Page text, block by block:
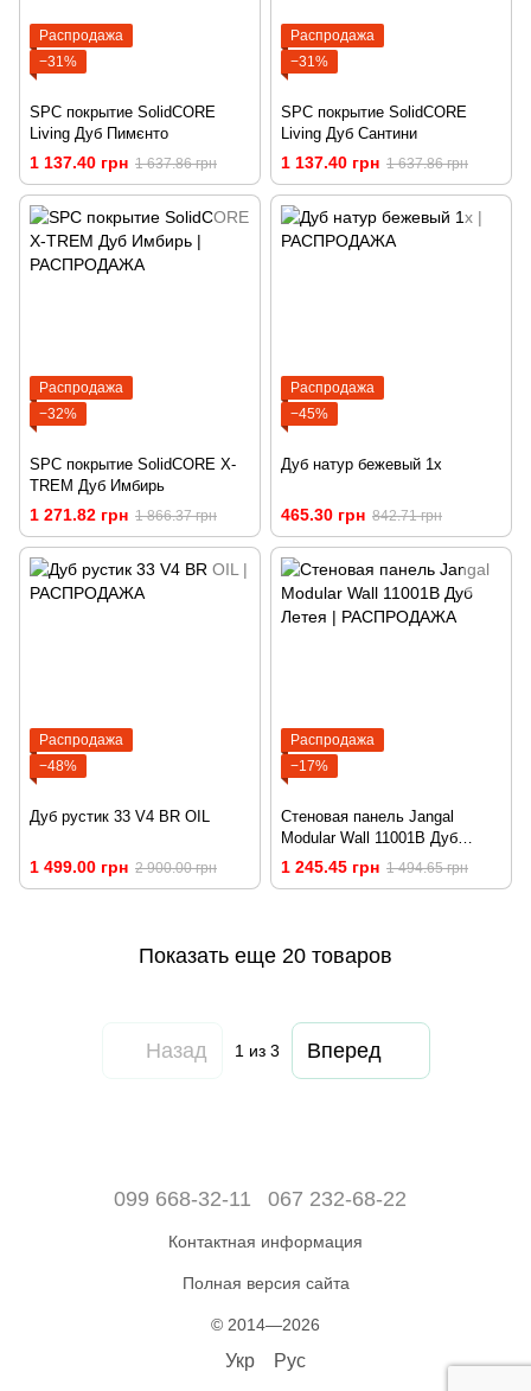
Распродажа
−31%
SPC покрытие SolidCORE
Living Дуб Пимєнто
1 137.40 грн 1 637.86 грн
Распродажа
−31%
SPC покрытие SolidCORE
Living Дуб Сантини
1 137.40 грн 1 637.86 грн
Распродажа
−32%
SPC покрытие SolidCORE X-
TREM Дуб Имбирь
1 271.82 грн 1 866.37 грн
Распродажа
−45%
Дуб натур бежевый 1х
465.30 грн 842.71 грн
Распродажа
−48%
Дуб рустик 33 V4 BR OIL
1 499.00 грн 2 900.00 грн
Распродажа
−17%
Стеновая панель Jangal
Modular Wall 11001B Дуб
Летея
1 245.45 грн 1 494.65 грн
Показать еще 20 товаров
Назад 1из 3 Вперед
099 668-32-11 067 232-68-22
Контактная информация
Полная версия сайта
© 2014—2026
Укр Рус